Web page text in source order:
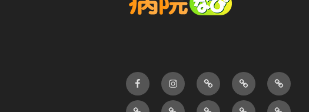
FacebookInstagram
大
腸
カ
超
音
波
胃
が
ん
大 ヘ C お 下